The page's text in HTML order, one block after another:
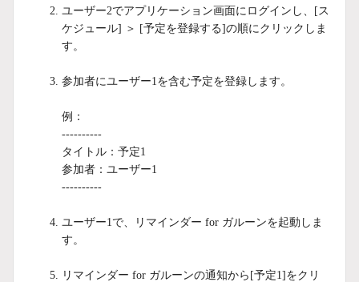
ユーザー2でアプリケーション画面にログインし、[ス
ケジュール] ＞ [予定を登録する]の順にクリックしま
す。
参加者にユーザー1を含む予定を登録します。
例：
----------
タイトル：予定1
参加者：ユーザー1
----------
ユーザー1で、リマインダー for ガルーンを起動しま
す。
リマインダー for ガルーンの通知から[予定1]をクリ